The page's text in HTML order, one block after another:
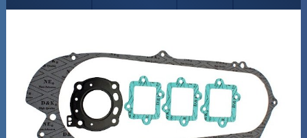
Crossipyörän osat
Moottorikelkan osat
Mopoauton osat